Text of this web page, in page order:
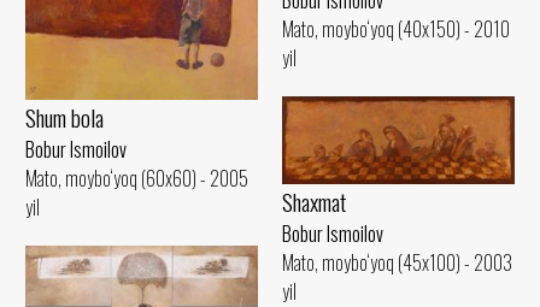
Shum bola
Bobur Ismoilov
Mato, moybo‘yoq (60x60) - 2005
yil
Mato, moybo‘yoq (40x150) - 2010
yil
Shaxmat
Bobur Ismoilov
Mato, moybo‘yoq (45x100) - 2003
yil